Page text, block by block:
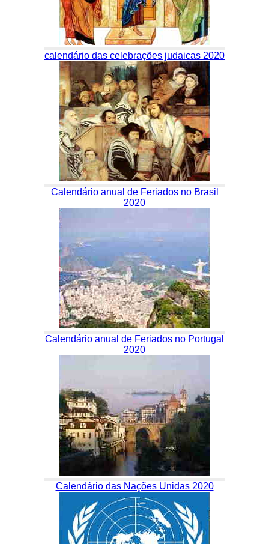
calendário das celebrações judaicas 2020
Calendário anual de Feriados no Brasil
2020
Calendário anual de Feriados no Portugal
2020
Calendário das Nações Unidas 2020